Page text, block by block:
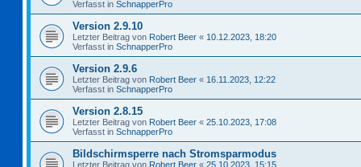
Verfasst in SchnapperPro
Version 2.9.10
Letzter Beitrag von Robert Beer « 10.12.2023, 18:20
Verfasst in SchnapperPro
Version 2.9.6
Letzter Beitrag von Robert Beer « 16.11.2023, 12:22
Verfasst in SchnapperPro
Version 2.8.15
Letzter Beitrag von Robert Beer « 25.10.2023, 17:08
Verfasst in SchnapperPro
Bildschirmsperre nach Stromsparmodus
Letzter Beitrag von Robert Beer « 25.10.2023, 15:15